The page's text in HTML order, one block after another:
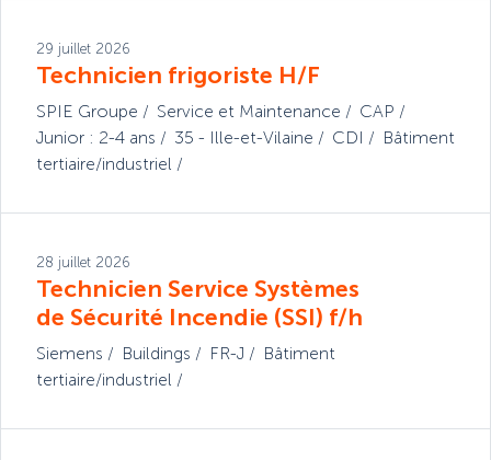
29 juillet 2026
Technicien frigoriste H/F
SPIE Groupe Service et Maintenance
CAP
Junior : 2-4 ans
35 - Ille-et-Vilaine CDI
Bâtiment
tertiaire/industriel
28 juillet 2026
Technicien Service Systèmes
de Sécurité Incendie (SSI) f/h
Siemens Buildings FR-J
Bâtiment
tertiaire/industriel